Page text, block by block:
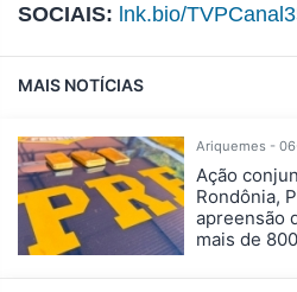
SOCIAIS: lnk.bio/
MAIS NOTÍCIAS
Ariquemes -
Ação
Rondônia,
apreensão
mais de